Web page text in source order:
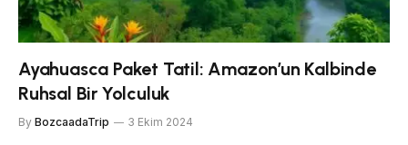
Ayahuasca Paket Tatil: Amazon’un Kalbinde
Ruhsal Bir Yolculuk
By BozcaadaTrip 3 Ekim 2024